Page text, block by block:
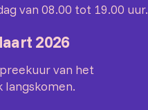
van 08.00 tot 19.00 uur.
2026
van het
langskomen.